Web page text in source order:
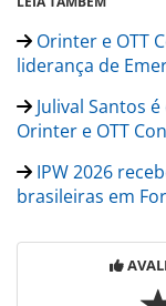
Orinter e OTT
liderança de
Julival Santos
Orinter e OTT
IPW 2026
brasileiras em